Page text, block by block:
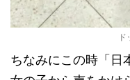
ちなみにこの時「日